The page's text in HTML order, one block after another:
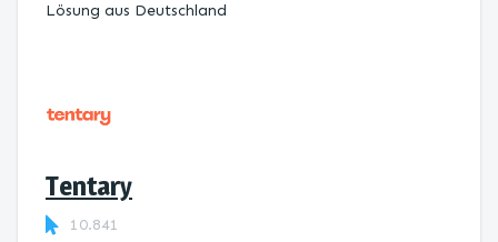
Lösung aus Deutschland
Tentary
10.841